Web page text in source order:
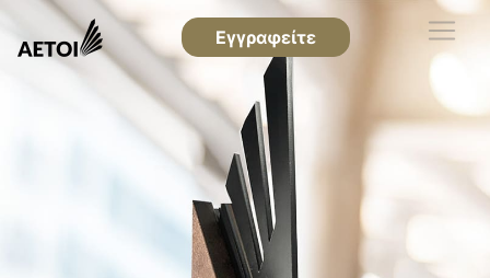
Εγγραφείτε